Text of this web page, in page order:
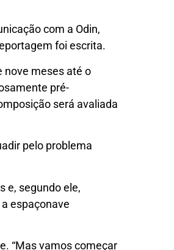
com a Odin,
foi escrita.
nove meses até o
pré-
será avaliada
pelo problema
e, segundo ele,
espaçonave
“Mas vamos começar